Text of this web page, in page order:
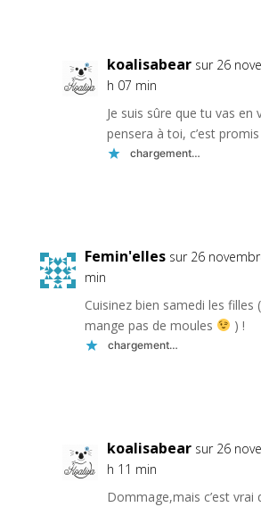
koalisabear sur 26
h 07 min
Je suis sûre que tu vas en
pensera à toi, c’est
chargement…
Femin'elles sur 26
min
Cuisinez bien samedi les filles
mange pas de moules
) !
chargement…
koalisabear sur 26
h 11 min
Dommage,mais c’est vrai